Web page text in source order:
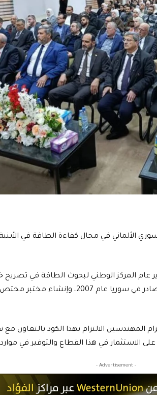
الألماني في مجال كفاءة الطاقة في
إن المشروع يتضمن تطوير كود العزل الحراري الصادر في
المهندسين الالتزام بهذا الكود بالتعاون
الاستثمار في هذا القطاع والتوفير في
- Advertisement -